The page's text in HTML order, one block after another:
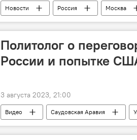
Новости Россия Москва
Арктика
Глобальное потепление
Политолог о
России и попытке
3 августа 2023, 21:00
Видео Саудовская Аравия
Россия
США